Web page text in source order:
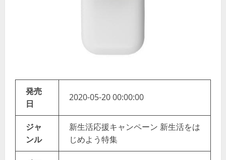
発売
日
2020-05-20 00:00:00
ジャ
ンル
新生活応援キャンペーン 新生活をは
じめよう特集